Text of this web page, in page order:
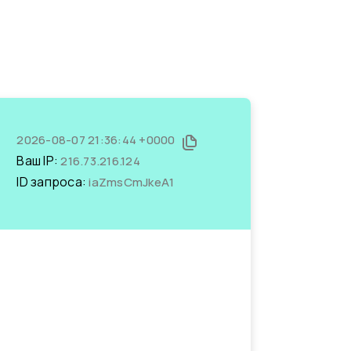
2026-08-07 21:36:44 +0000
Ваш IP:216.73.216.124
ID запроса:iaZmsCmJkeA1